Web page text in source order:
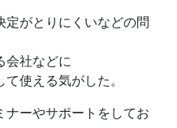
定がとりにくいなどの問
会社などに
使える気がした。
ナーやサポートをしてお